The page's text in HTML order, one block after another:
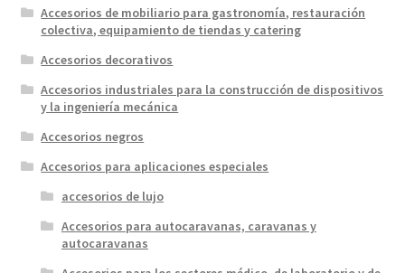
Accesorios de mobiliario para gastronomía, restauración
colectiva, equipamiento de tiendas y catering
Accesorios decorativos
Accesorios industriales para la construcción de dispositivos
y la ingeniería mecánica
Accesorios negros
Accesorios para aplicaciones especiales
accesorios de lujo
Accesorios para autocaravanas, caravanas y
autocaravanas